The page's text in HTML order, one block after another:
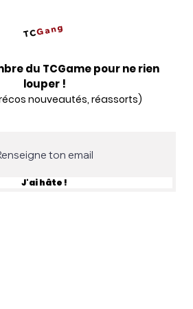
TCGang
du TCGame pour ne rien
louper !
nouveautés, réassorts)
J'ai hâte !